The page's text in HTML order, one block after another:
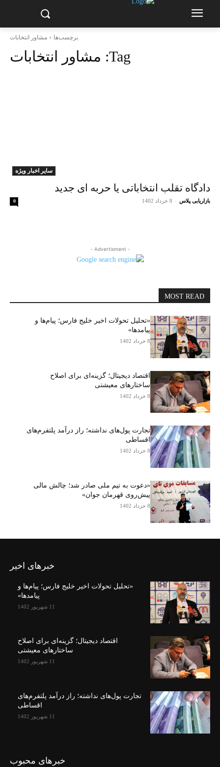
برچسب‌ها مشاور انتخابات
Tag: مشاور انتخابات
سایر اخبار ویژه
دادگاه تقلب انتخاباتی یا حربه ای جدید
بازاریابی پلاس - 8 خرداد 1402 0
- Advertisment -
MOST READ
«تحلیل تحولات اخیر خلیج فارس؛ پیام‌ها و
پیامدها»
8 خرداد 1402
اقتصاد دیجیتال؛ گزینه‌ای برای اصلاح
ساختارهای معیشتی
8 خرداد 1402
تجارت پول‌های نداشته؛ راز درآمد پلتفرم‌های
اقساطی
8 خرداد 1402
«دعوت به تیم ملی صادر شد؛ چالش مالی
پیش‌روی قهرمان جوان»
8 خرداد 1402
خبرهای اخیر
«تحلیل تحولات اخیر خلیج فارس؛ پیام‌ها و
پیامدها»
11 شهریور 1402
اقتصاد دیجیتال؛ گزینه‌ای برای اصلاح
ساختارهای معیشتی
11 شهریور 1402
تجارت پول‌های نداشته؛ راز درآمد پلتفرم‌های
اقساطی
11 شهریور 1402
خبرهای محبوب